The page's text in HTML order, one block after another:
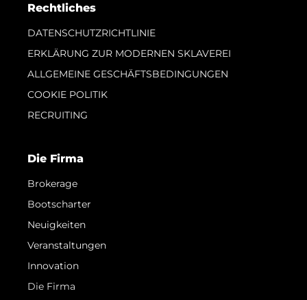
Rechtliches
DATENSCHUTZRICHTLINIE
ERKLÄRUNG ZUR MODERNEN SKLAVEREI
ALLGEMEINE GESCHÄFTSBEDINGUNGEN
COOKIE POLITIK
RECRUITING
Die Firma
Brokerage
Bootscharter
Neuigkeiten
Veranstaltungen
Innovation
Die Firma